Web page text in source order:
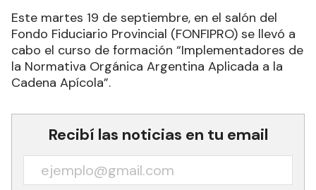
Este martes 19 de septiembre, en el salón del
Fondo Fiduciario Provincial (FONFIPRO) se llevó a
cabo el curso de formación “Implementadores de
la Normativa Orgánica Argentina Aplicada a la
Cadena Apícola”.
Recibí las noticias en tu email